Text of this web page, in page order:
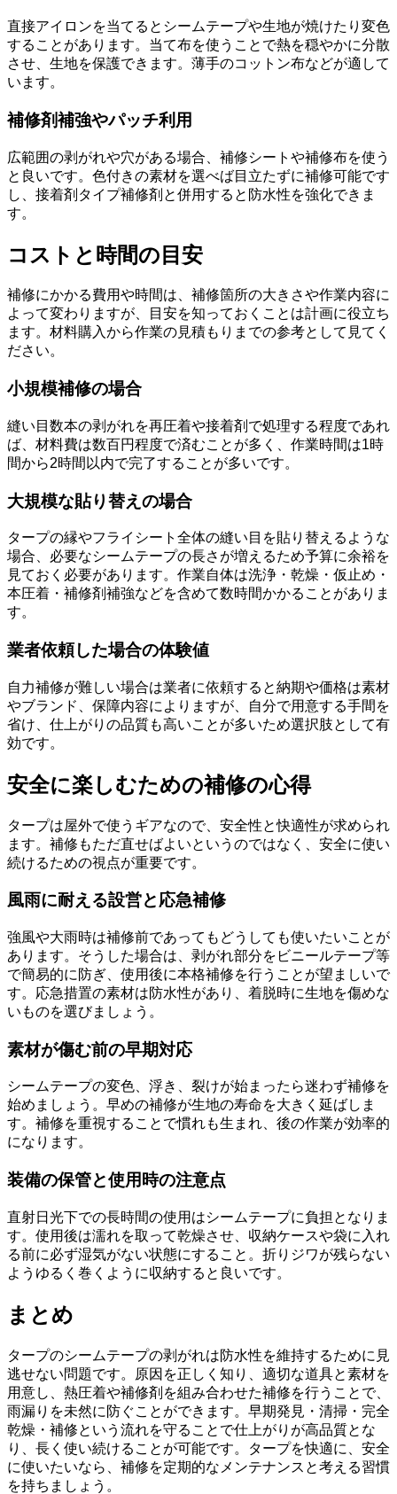
直接アイロンを当てるとシームテープや生地が焼けたり変色
することがあります。当て布を使うことで熱を穏やかに分散
させ、生地を保護できます。薄手のコットン布などが適して
います。
補修剤補強やパッチ利用
広範囲の剥がれや穴がある場合、補修シートや補修布を使う
と良いです。色付きの素材を選べば目立たずに補修可能です
し、接着剤タイプ補修剤と併用すると防水性を強化できま
す。
コストと時間の目安
補修にかかる費用や時間は、補修箇所の大きさや作業内容に
よって変わりますが、目安を知っておくことは計画に役立ち
ます。材料購入から作業の見積もりまでの参考として見てく
ださい。
小規模補修の場合
縫い目数本の剥がれを再圧着や接着剤で処理する程度であれ
ば、材料費は数百円程度で済むことが多く、作業時間は1時
間から2時間以内で完了することが多いです。
大規模な貼り替えの場合
タープの縁やフライシート全体の縫い目を貼り替えるような
場合、必要なシームテープの長さが増えるため予算に余裕を
見ておく必要があります。作業自体は洗浄・乾燥・仮止め・
本圧着・補修剤補強などを含めて数時間かかることがありま
す。
業者依頼した場合の体験値
自力補修が難しい場合は業者に依頼すると納期や価格は素材
やブランド、保障内容によりますが、自分で用意する手間を
省け、仕上がりの品質も高いことが多いため選択肢として有
効です。
安全に楽しむための補修の心得
タープは屋外で使うギアなので、安全性と快適性が求められ
ます。補修もただ直せばよいというのではなく、安全に使い
続けるための視点が重要です。
風雨に耐える設営と応急補修
強風や大雨時は補修前であってもどうしても使いたいことが
あります。そうした場合は、剥がれ部分をビニールテープ等
で簡易的に防ぎ、使用後に本格補修を行うことが望ましいで
す。応急措置の素材は防水性があり、着脱時に生地を傷めな
いものを選びましょう。
素材が傷む前の早期対応
シームテープの変色、浮き、裂けが始まったら迷わず補修を
始めましょう。早めの補修が生地の寿命を大きく延ばしま
す。補修を重視することで慣れも生まれ、後の作業が効率的
になります。
装備の保管と使用時の注意点
直射日光下での長時間の使用はシームテープに負担となりま
す。使用後は濡れを取って乾燥させ、収納ケースや袋に入れ
る前に必ず湿気がない状態にすること。折りジワが残らない
ようゆるく巻くように収納すると良いです。
まとめ
タープのシームテープの剥がれは防水性を維持するために見
逃せない問題です。原因を正しく知り、適切な道具と素材を
用意し、熱圧着や補修剤を組み合わせた補修を行うことで、
雨漏りを未然に防ぐことができます。早期発見・清掃・完全
乾燥・補修という流れを守ることで仕上がりが高品質とな
り、長く使い続けることが可能です。タープを快適に、安全
に使いたいなら、補修を定期的なメンテナンスと考える習慣
を持ちましょう。